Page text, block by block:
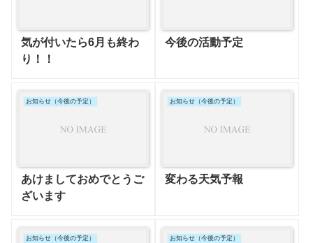
気が付いたら6月も終わ
り！！
今後の活動予定
お知らせ（今後の予定）
あけましておめでとうご
ざいます
お知らせ（今後の予定）
変わる天気予報
お知らせ（今後の予定） お知らせ（今後の予定）